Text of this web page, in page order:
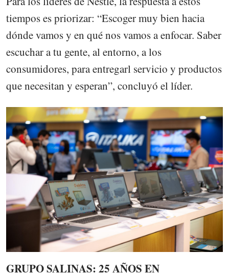
tiempos es priorizar: “Escoger muy bien hacia
dónde vamos y en qué nos vamos a enfocar. Saber
escuchar a tu gente, al entorno, a los
consumidores, para entregarl servicio y productos
que necesitan y esperan”, concluyó el líder.
GRUPO SALINAS: 25 AÑOS EN